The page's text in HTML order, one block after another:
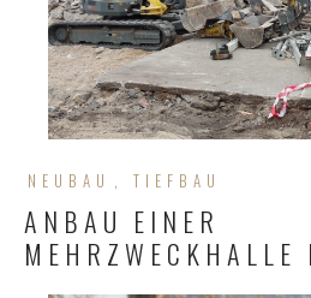
NEUBAU TIEFBAU
ANBAU EINER
MEHRZWECKHALLE